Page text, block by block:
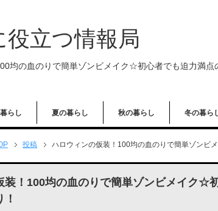
役立つ情報局
均の血のりで簡単ゾンビメイク☆初心者でも迫力満点
らし 夏の暮らし 秋の暮らし 冬の暮ら
投稿 ハロウィンの仮装！100均の血のりで簡単ゾンビ
装！100均の血のりで簡単ゾンビメイク☆